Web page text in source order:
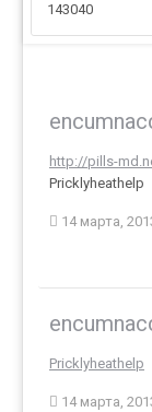
143040
http://pills-
Pricklyheathelp
14 марта,
Pricklyheathelp
14 марта,